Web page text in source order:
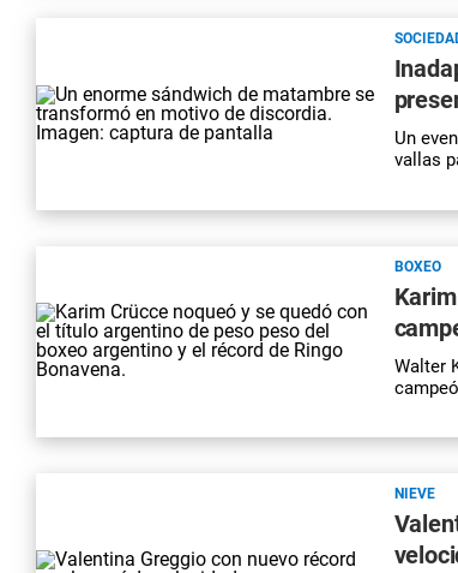
Un
vallas
BOXEO
Walter
NIEVE